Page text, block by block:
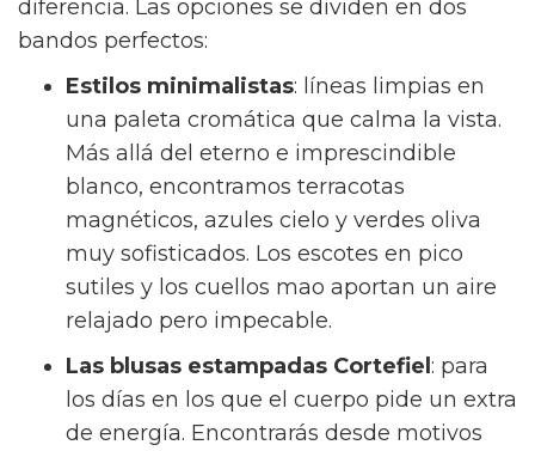
diferencia. Las opciones se dividen en dos
bandos perfectos:
Estilos minimalistas: líneas limpias en
una paleta cromática que calma la vista.
Más allá del eterno e imprescindible
blanco, encontramos terracotas
magnéticos, azules cielo y verdes oliva
muy sofisticados. Los escotes en pico
sutiles y los cuellos mao aportan un aire
relajado pero impecable.
Las blusas estampadas Cortefiel : para
los días en los que el cuerpo pide un extra
de energía. Encontrarás desde motivos